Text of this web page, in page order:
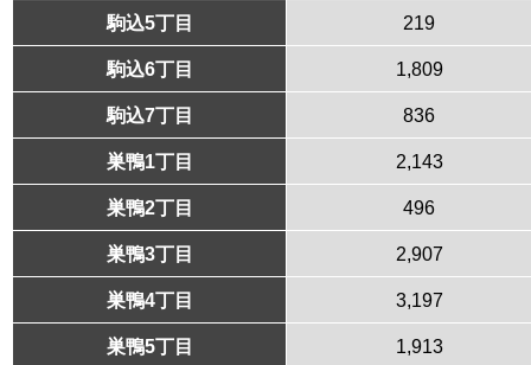
駒込5丁目 219
駒込6丁目 1,809
駒込7丁目 836
巣鴨1丁目 2,143
巣鴨2丁目 496
巣鴨3丁目 2,907
巣鴨4丁目 3,197
巣鴨5丁目 1,913